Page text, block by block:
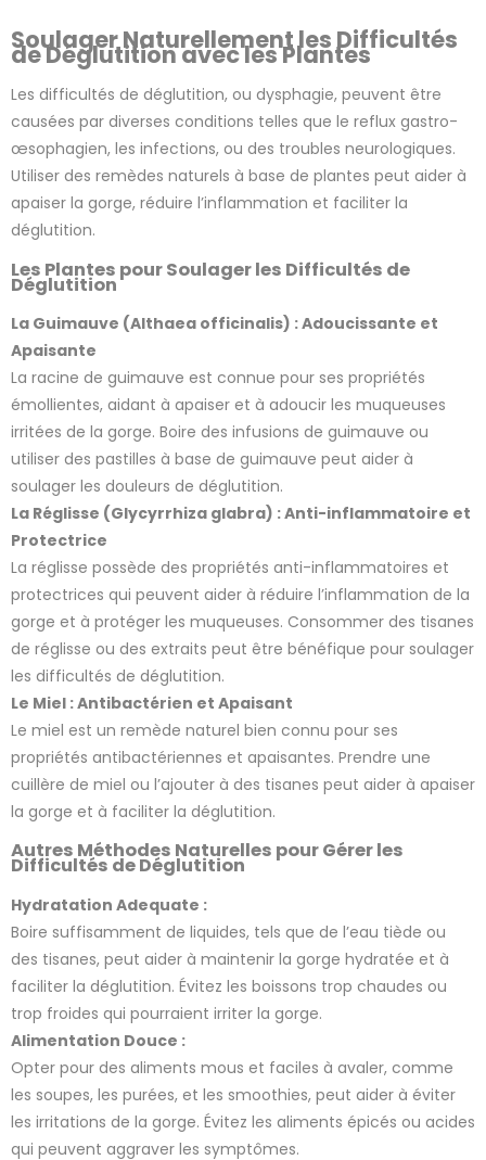
Soulager Naturellement les Difficultés
de Déglutition avec les Plantes
Les difficultés de déglutition, ou dysphagie, peuvent être
causées par diverses conditions telles que le reflux gastro-
œsophagien, les infections, ou des troubles neurologiques.
Utiliser des remèdes naturels à base de plantes peut aider à
apaiser la gorge, réduire l’inflammation et faciliter la
déglutition.
Les Plantes pour Soulager les Difficultés de
Déglutition
La Guimauve (Althaea officinalis) : Adoucissante et
Apaisante
La racine de guimauve est connue pour ses propriétés
émollientes, aidant à apaiser et à adoucir les muqueuses
irritées de la gorge. Boire des infusions de guimauve ou
utiliser des pastilles à base de guimauve peut aider à
soulager les douleurs de déglutition.
La Réglisse (Glycyrrhiza glabra) : Anti-inflammatoire et
Protectrice
La réglisse possède des propriétés anti-inflammatoires et
protectrices qui peuvent aider à réduire l’inflammation de la
gorge et à protéger les muqueuses. Consommer des tisanes
de réglisse ou des extraits peut être bénéfique pour soulager
les difficultés de déglutition.
Le Miel : Antibactérien et Apaisant
Le miel est un remède naturel bien connu pour ses
propriétés antibactériennes et apaisantes. Prendre une
cuillère de miel ou l’ajouter à des tisanes peut aider à apaiser
la gorge et à faciliter la déglutition.
Autres Méthodes Naturelles pour Gérer les
Difficultés de Déglutition
Hydratation Adequate :
Boire suffisamment de liquides, tels que de l’eau tiède ou
des tisanes, peut aider à maintenir la gorge hydratée et à
faciliter la déglutition. Évitez les boissons trop chaudes ou
trop froides qui pourraient irriter la gorge.
Alimentation Douce :
Opter pour des aliments mous et faciles à avaler, comme
les soupes, les purées, et les smoothies, peut aider à éviter
les irritations de la gorge. Évitez les aliments épicés ou acides
qui peuvent aggraver les symptômes.